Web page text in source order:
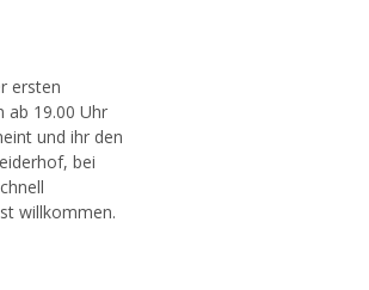
ersten
ab 19.00 Uhr
und ihr den
bei
willkommen.